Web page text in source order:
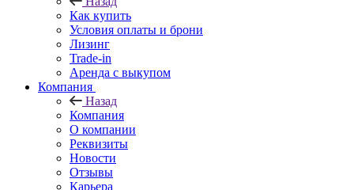
Как купить
Условия оплаты и брони
Лизинг
Trade-in
Аренда с выкупом
Компания
Назад
Компания
О компании
Реквизиты
Новости
Отзывы
Карьера